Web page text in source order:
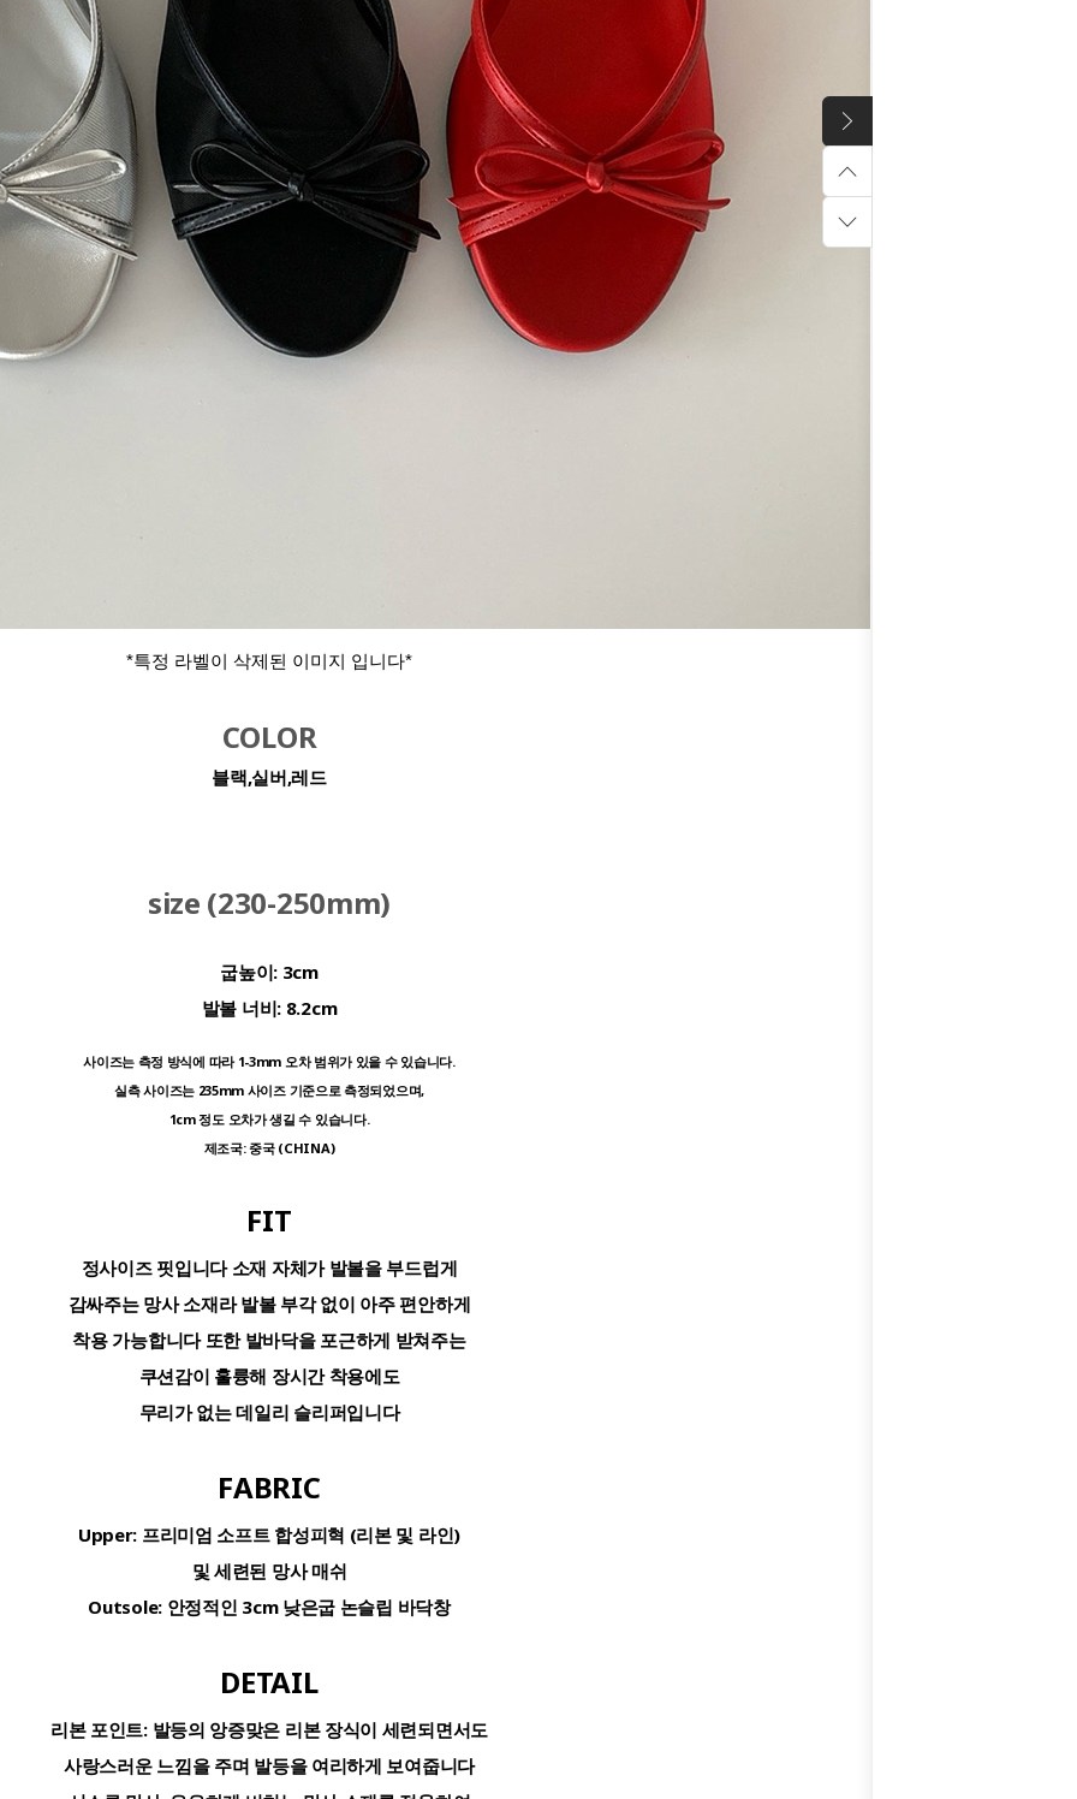
*특정 라벨이 삭제된 이미지 입니다*​
COLOR
블랙,실버,레드
size (230-250mm)
굽높이: 3cm
발볼 너비: 8.2cm
사이즈는 측정 방식에 따라 1-3mm 오차 범위가 있을 수 있습니다.
실측 사이즈는 235mm 사이즈 기준으로 측정되었으며,
1cm 정도 오차가 생길 수 있습니다.
제조국: 중국 (CHINA)
FIT
정사이즈 핏입니다 소재 자체가 발볼을 부드럽게
감싸주는 망사 소재라 발볼 부각 없이 아주 편안하게
착용 가능합니다 또한 발바닥을 포근하게 받쳐주는
쿠션감이 훌륭해 장시간 착용에도
무리가 없는 데일리 슬리퍼입니다
FABRIC
Upper: 프리미엄 소프트 합성피혁 (리본 및 라인)
및 세련된 망사 매쉬
Outsole:안정적인 3cm 낮은굽 논슬립 바닥창
DETAIL
리본 포인트: 발등의 앙증맞은 리본 장식이 세련되면서도
사랑스러운 느낌을 주며 발등을 여리하게 보여줍니다